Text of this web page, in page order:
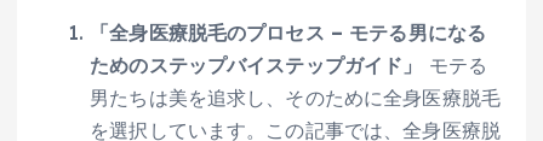
「全身医療脱毛のプロセス – モテる男になる
ためのステップバイステップガイド」
モテる
男たちは美を追求し、そのために全身医療脱毛
を選択しています。この記事では、全身医療脱